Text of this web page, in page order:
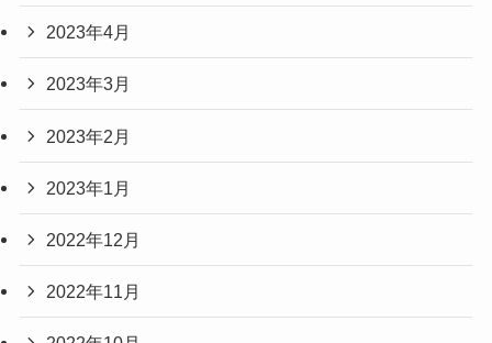
2023年4月
2023年3月
2023年2月
2023年1月
2022年12月
2022年11月